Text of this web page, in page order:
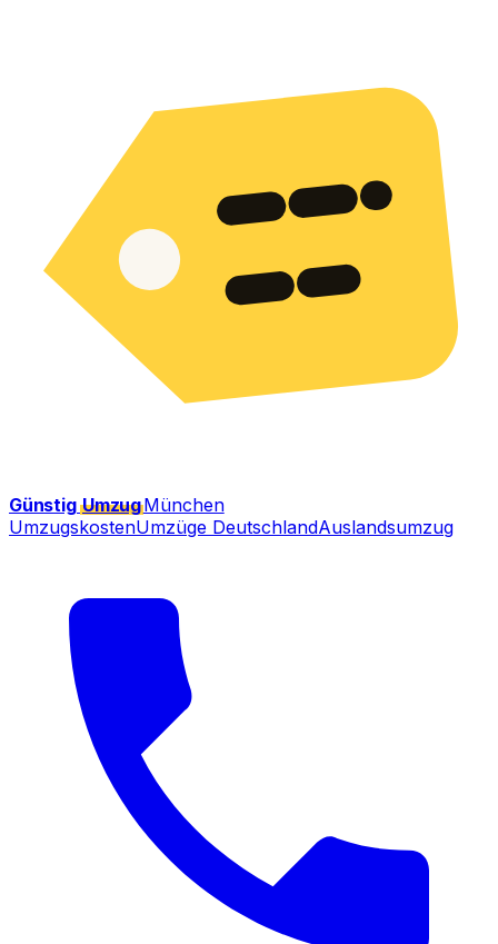
GünstigUmzugMünchen
UmzugskostenUmzüge DeutschlandAuslandsumzug